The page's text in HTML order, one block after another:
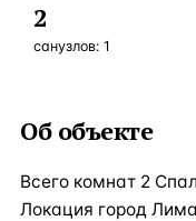
2
санузлов: 1
Об объекте
Всего комнат 2
Локация город